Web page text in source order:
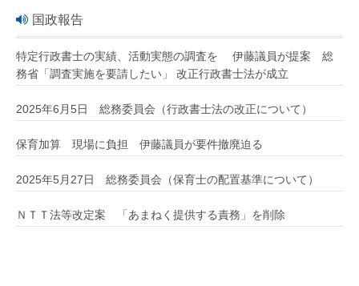
国政報告
特定行政書士の実績、活動実態の調査を 伊藤議員が提案 総
務省「調査実施を要請したい」 改正行政書士法が成立
2025年6月5日 総務委員会（行政書士法の改正について）
保育加算 現場に負担 伊藤議員が要件撤廃迫る
2025年5月27日 総務委員会（保育士の配置基準について）
ＮＴＴ法等改定案 「あまねく提供する責務」を削除